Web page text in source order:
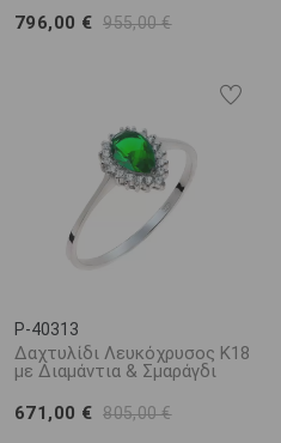
796,00 € 955,00 €
P-40313
Δαχτυλίδι Λευκόχρυσος Κ18
με Διαμάντια & Σμαράγδι
671,00 € 805,00 €